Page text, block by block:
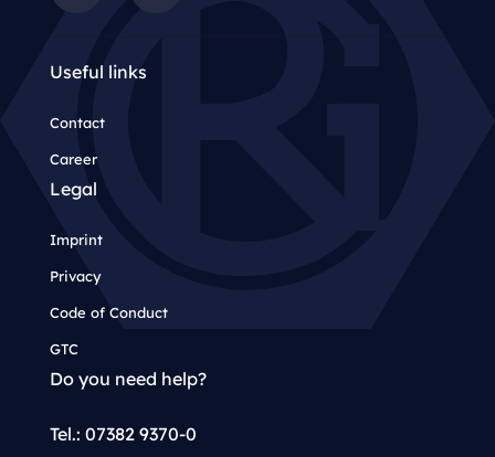
Useful links
Contact
Career
Legal
Imprint
Privacy
Code of Conduct
GTC
Do you need help?
Tel.: 07382 9370-0